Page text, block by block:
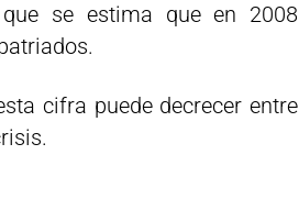
se estima que en 2008
cifra puede decrecer entre